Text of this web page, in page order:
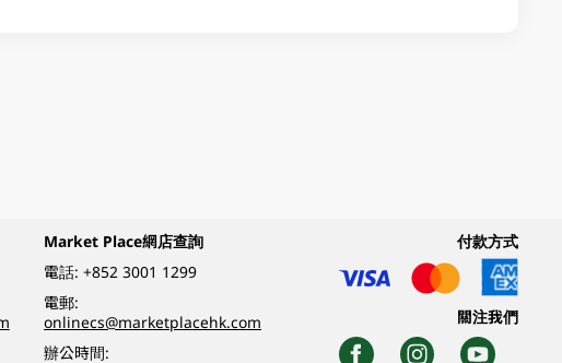
Market Place網店查詢
電話:+852 3001 1299
電郵:
onlinecs@marketplacehk.com
辦公時間:
付款方式
關注我們